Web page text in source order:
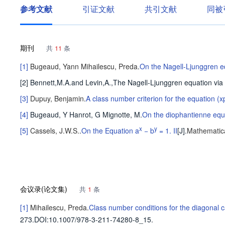
参考文献 引证文献 共引文献 同
期刊 共 11 条
[1] Bugeaud, Yann Mihailescu, Preda.On the Nagell-Ljunggren
[2] Bennett,M.A.and Levin,A.,The Nagell-Ljunggren equation
[3] Dupuy, Benjamin.A class number criterion for the equation
[4] Bugeaud, Y Hanrot, G Mignotte, M.On the diophantienne
[5] Cassels, J.W.S..On the Equation ax − by = 1. II[J].
会议录(论文集) 共 1 条
[1] Mihailescu, Preda.Class number conditions for the diagonal
273.DOI:10.1007/978-3-211-74280-8_15.